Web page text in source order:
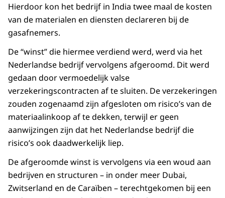
Hierdoor kon het bedrijf in India twee maal de kosten
van de materialen en diensten declareren bij de
gasafnemers.
De “winst” die hiermee verdiend werd, werd via het
Nederlandse bedrijf vervolgens afgeroomd. Dit werd
gedaan door vermoedelijk valse
verzekeringscontracten af te sluiten. De verzekeringen
zouden zogenaamd zijn afgesloten om risico’s van de
materiaalinkoop af te dekken, terwijl er geen
aanwijzingen zijn dat het Nederlandse bedrijf die
risico’s ook daadwerkelijk liep.
De afgeroomde winst is vervolgens via een woud aan
bedrijven en structuren – in onder meer Dubai,
Zwitserland en de Caraïben – terechtgekomen bij een